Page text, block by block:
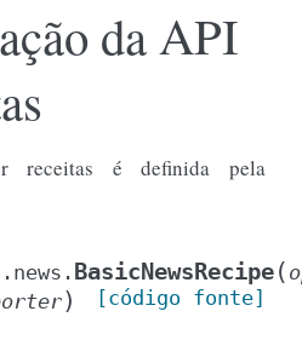
da API
receitas é definida pela
BasicNewsRecipe(
) [código fonte]